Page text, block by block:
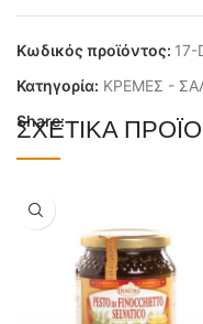
Κωδικός προϊόντος: 17-
Κατηγορία: ΚΡΕΜΕΣ -
Share:
ΣΧΕΤΙΚΆ